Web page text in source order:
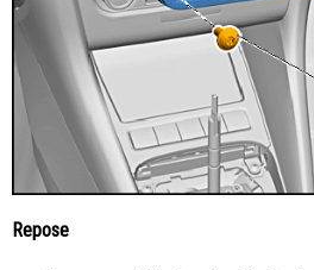
Repose